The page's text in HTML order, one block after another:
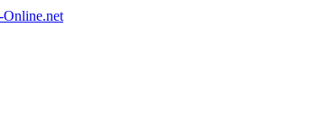
Online.net